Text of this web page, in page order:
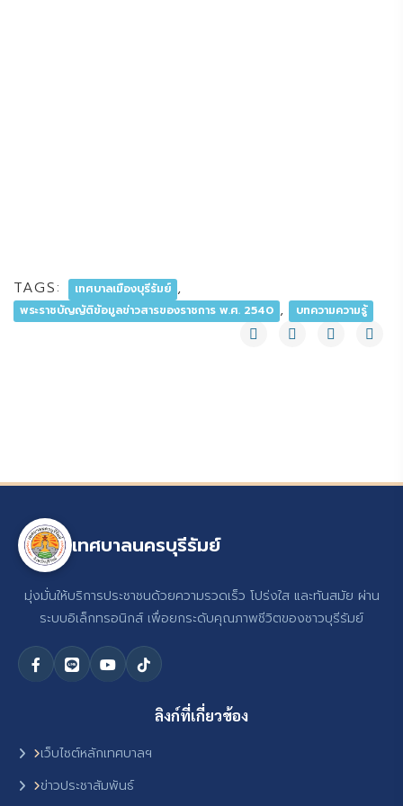
TAGS: เทศบาลเมืองบุรีรัมย์ ,
พระราชบัญญัติข้อมูลข่าวสารของราชการ พ.ศ. 2540 , บทความความรู้
เทศบาลนครบุรีรัมย์
มุ่งมั่นให้บริการประชาชนด้วยความรวดเร็ว โปร่งใส และทันสมัย ผ่าน
ระบบอิเล็กทรอนิกส์ เพื่อยกระดับคุณภาพชีวิตของชาวบุรีรัมย์
ลิงก์ที่เกี่ยวข้อง
เว็บไซต์หลักเทศบาลฯ
ข่าวประชาสัมพันธ์